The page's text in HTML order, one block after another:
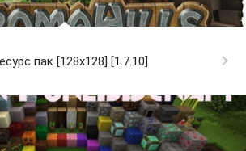
пак [128x128] [1.7.10]